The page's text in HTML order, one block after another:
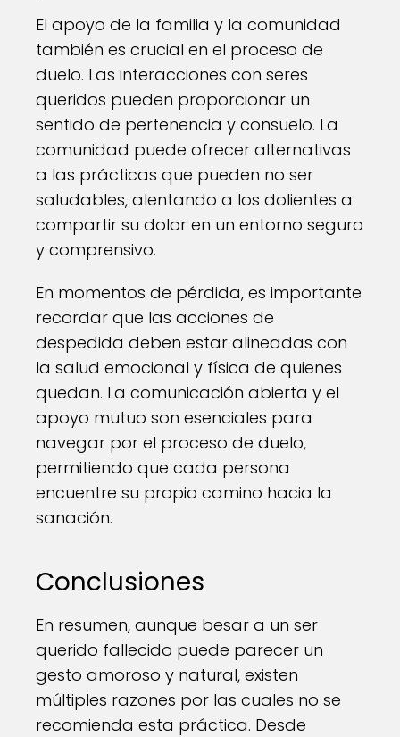
El apoyo de la familia y la comunidad
también es crucial en el proceso de
duelo. Las interacciones con seres
queridos pueden proporcionar un
sentido de pertenencia y consuelo. La
comunidad puede ofrecer alternativas
a las prácticas que pueden no ser
saludables, alentando a los dolientes a
compartir su dolor en un entorno seguro
y comprensivo.
En momentos de pérdida, es importante
recordar que las acciones de
despedida deben estar alineadas con
la salud emocional y física de quienes
quedan. La comunicación abierta y el
apoyo mutuo son esenciales para
navegar por el proceso de duelo,
permitiendo que cada persona
encuentre su propio camino hacia la
sanación.
Conclusiones
En resumen, aunque besar a un ser
querido fallecido puede parecer un
gesto amoroso y natural, existen
múltiples razones por las cuales no se
recomienda esta práctica. Desde